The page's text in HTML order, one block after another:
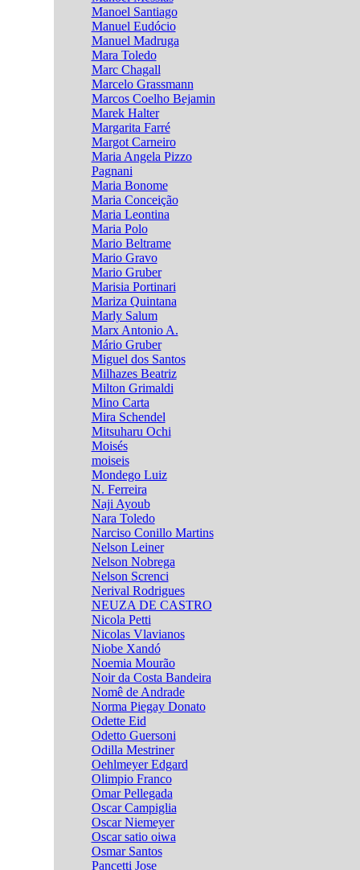
Manoel Santiago
Manuel Eudócio
Manuel Madruga
Mara Toledo
Marc Chagall
Marcelo Grassmann
Marcos Coelho Bejamin
Marek Halter
Margarita Farré
Margot Carneiro
Maria Angela Pizzo
Pagnani
Maria Bonome
Maria Conceição
Maria Leontina
Maria Polo
Mario Beltrame
Mario Gravo
Mario Gruber
Marisia Portinari
Mariza Quintana
Marly Salum
Marx Antonio A.
Mário Gruber
Miguel dos Santos
Milhazes Beatriz
Milton Grimaldi
Mino Carta
Mira Schendel
Mitsuharu Ochi
Moisés
moiseis
Mondego Luiz
N. Ferreira
Naji Ayoub
Nara Toledo
Narciso Conillo Martins
Nelson Leiner
Nelson Nobrega
Nelson Screnci
Nerival Rodrigues
NEUZA DE CASTRO
Nicola Petti
Nicolas Vlavianos
Niobe Xandó
Noemia Mourão
Noir da Costa Bandeira
Nomê de Andrade
Norma Piegay Donato
Odette Eid
Odetto Guersoni
Odilla Mestriner
Oehlmeyer Edgard
Olimpio Franco
Omar Pellegada
Oscar Campiglia
Oscar Niemeyer
Oscar satio oiwa
Osmar Santos
Pancetti Jose